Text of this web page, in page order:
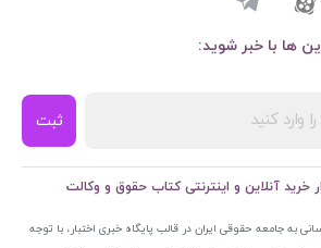
ها با خبر شوید:
ثبت
خرید آنلاین و اینترنتی کتاب حقوق و وکالت
به جامعه حقوقی ایران در قالب پایگاه خبری اختبار، با توجه